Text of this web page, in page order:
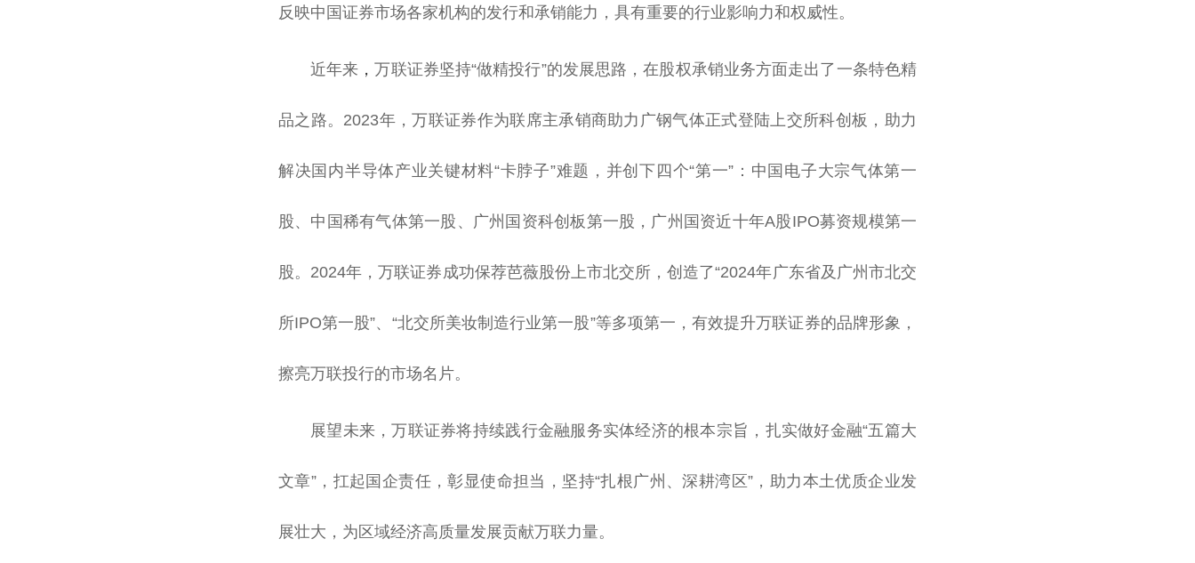
反映中国证券市场各家机构的发行和承销能力，具有重要的行业影响力和权威性。
近年来 ，万联证券坚持“做精投行”的发展思路，在股权承销业务方面走出了一条特色精
品之路。2023年，万联证券作为联席主承销商助力广钢气体正式登陆上交所科创板，助力
解决国内半导体产业关键材料“卡脖子”难题，并创下四个“第一”：中国电子大宗气体第一
股、中国稀有气体第一股、广州国资科创板第一股，广州国资近十年A股IPO募资规模第一
股。2024年，万联证券成功保荐芭薇股份上市北交所，创造了“2024年广东省及广州市北交
所IPO第一股”、“北交所美妆制造行业第一股”等多项第一，有效提升万联证券的品牌形象，
擦亮万联投行的市场名片。
展望未来，万联证券将持续践行金融服务实体经济的根本宗旨，扎实做好金融“五篇大
文章”，扛起国企责任，彰显使命担当，坚持“扎根广州、深耕湾区”，助力本土优质企业发
展壮大，为区域经济高质量发展贡献万联力量。